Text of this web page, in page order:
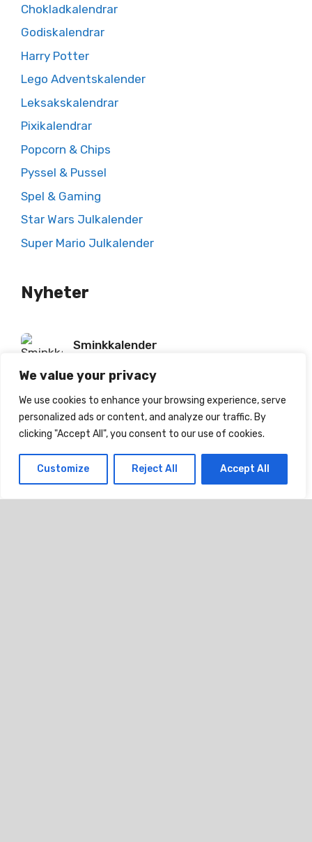
We value your privacy
We use cookies to enhance your browsing experience, serve
personalized ads or content, and analyze our traffic. By
clicking "Accept All", you consent to our use of cookies.
Customize Reject All Accept All
Chokladkalendrar
Godiskalendrar
Harry Potter
Lego Adventskalender
Leksakskalendrar
Pixikalendrar
Popcorn & Chips
Pyssel & Pussel
Spel & Gaming
Star Wars Julkalender
Super Mario Julkalender
Nyheter
Sminkkalender
PEZ Adventskalender
(För 95 dagar sedan)
Wally and Whiz Adventskalender med
Vingummi
399kr (För 95 dagar sedan)